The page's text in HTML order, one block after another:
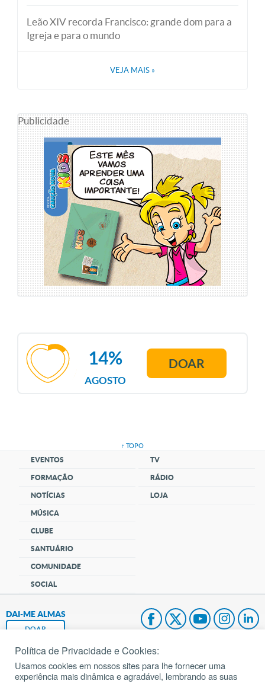
Leão XIV recorda Francisco: grande dom para a
Igreja e para o mundo
VEJA MAIS »
Publicidade
AGOSTO
14% DOAR
↑ TOPO
EVENTOS
FORMAÇÃO
NOTÍCIAS
MÚSICA
CLUBE
SANTUÁRIO
COMUNIDADE
SOCIAL
TV
RÁDIO
LOJA
DAI-ME ALMAS
DOAR
Fundação João Paulo II
Pedido de Oração
Política de Privacidade e Cookies:
Usamos cookies em nossos sites para lhe fornecer uma
experiência mais dinâmica e agradável, lembrando as suas